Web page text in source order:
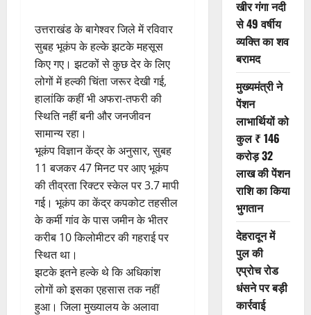
उत्तराखंड के बागेश्वर जिले में रविवार
सुबह भूकंप के हल्के झटके महसूस
किए गए। झटकों से कुछ देर के लिए
लोगों में हल्की चिंता जरूर देखी गई,
हालांकि कहीं भी अफरा-तफरी की
स्थिति नहीं बनी और जनजीवन
सामान्य रहा।
भूकंप विज्ञान केंद्र के अनुसार, सुबह
11 बजकर 47 मिनट पर आए भूकंप
की तीव्रता रिक्टर स्केल पर 3.7 मापी
गई। भूकंप का केंद्र कपकोट तहसील
के कर्मी गांव के पास जमीन के भीतर
करीब 10 किलोमीटर की गहराई पर
स्थित था।
झटके इतने हल्के थे कि अधिकांश
लोगों को इसका एहसास तक नहीं
हुआ। जिला मुख्यालय के अलावा
खीर गंगा नदी
से 49 वर्षीय
व्यक्ति का शव
बरामद
मुख्यमंत्री ने
पेंशन
लाभार्थियों को
कुल ₹ 146
करोड़ 32
लाख की पेंशन
राशि का किया
भुगतान
देहरादून में
पुल की
एप्रोच रोड
धंसने पर बड़ी
कार्रवाई